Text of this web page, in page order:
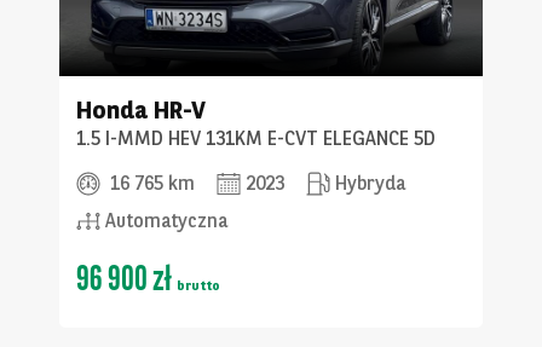
Honda HR-V
1.5 I-MMD HEV 131KM E-CVT ELEGANCE 5D
16 765 km
2023
Hybryda
Automatyczna
96 900 zł brutto